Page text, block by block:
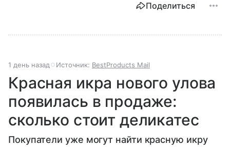
Поделиться
1 день назад Источник: BestProducts Mail
Красная икра нового улова
появилась в продаже:
сколько стоит деликатес
Покупатели уже могут найти красную икру